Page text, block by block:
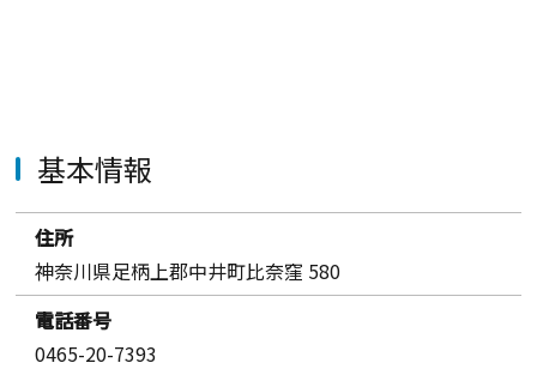
基本情報
住所
神奈川県足柄上郡中井町比奈窪 580
電話番号
0465-20-7393